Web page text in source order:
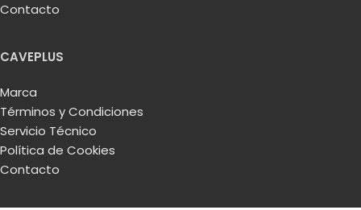
Contacto
CAVEPLUS
Marca
Términos y Condiciones
Servicio Técnico
Política de Cookies
Contacto